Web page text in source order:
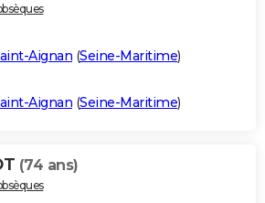
Aignan (Seine-Maritime)
Aignan (Seine-Maritime)
(74 ans)